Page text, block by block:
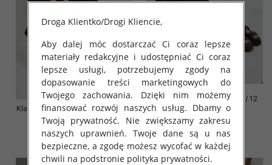
Klapki damskie Roz 36-41 / 12 par
72.00 zł
szczegóły
Klapki damskie Roz 36-42 / 12
par
76.00 zł
szczegóły
Droga Klientko/Drogi Kliencie,
Aby dalej móc dostarczać Ci coraz lepsze
materiały redakcyjne i udostępniać Ci coraz
lepsze usługi, potrzebujemy zgody na
dopasowanie treści marketingowych do
Twojego zachowania. Dzięki nim możemy
finansować rozwój naszych usług. Dbamy o
Twoją prywatność. Nie zwiększamy zakresu
naszych uprawnień. Twoje dane są u nas
bezpieczne, a zgodę możesz wycofać w każdej
chwili na podstronie polityka prywatności.